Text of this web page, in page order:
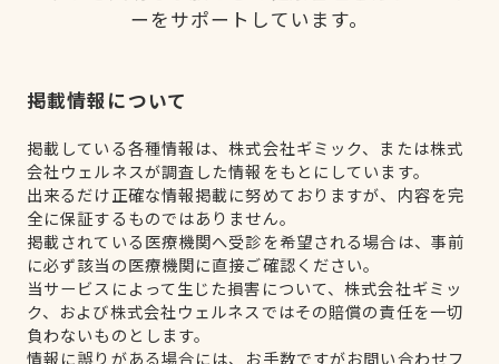
ーをサポートしています。
掲載情報について
掲載している各種情報は、株式会社ギミック、または株式
会社ウェルネスが調査した情報をもとにしています。
出来るだけ正確な情報掲載に努めておりますが、内容を完
全に保証するものではありません。
掲載されている医療機関へ受診を希望される場合は、事前
に必ず該当の医療機関に直接ご確認ください。
当サービスによって生じた損害について、株式会社ギミッ
ク、および株式会社ウェルネスではその賠償の責任を一切
負わないものとします。
情報に誤りがある場合には、お手数ですがお問い合わせフ